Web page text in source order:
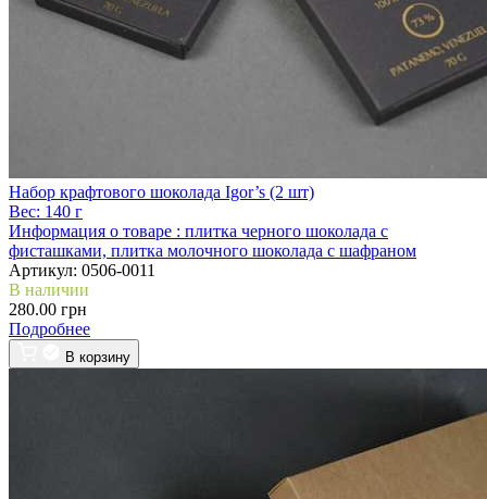
Набор крафтового шоколада Igor’s (2 шт)
Вес: 140 г
Информация о товаре : плитка черного шоколада с
фисташками, плитка молочного шоколада с шафраном
Артикул: 0506-0011
В наличии
280.00 грн
Подробнее
В корзину